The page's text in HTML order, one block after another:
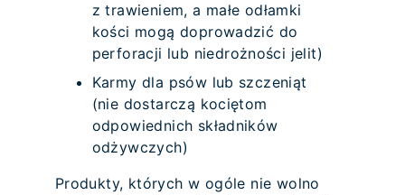
z trawieniem, a małe odłamki
kości mogą doprowadzić do
perforacji lub niedrożności jelit)
Karmy dla psów lub szczeniąt
(nie dostarczą kociętom
odpowiednich składników
odżywczych)
Produkty, których w ogóle nie wolno